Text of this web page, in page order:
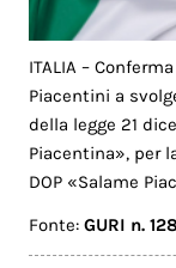
ITALIA –
Piacentini a
della legge 21
Piacentina», per
DOP «Salame
Fonte:GURI n.